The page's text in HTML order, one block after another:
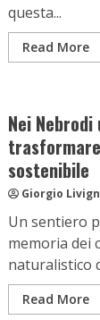
questa...
Read More
Nei
sostenibile
Giorgio
Un sentiero
memoria dei
naturalistico
Read More